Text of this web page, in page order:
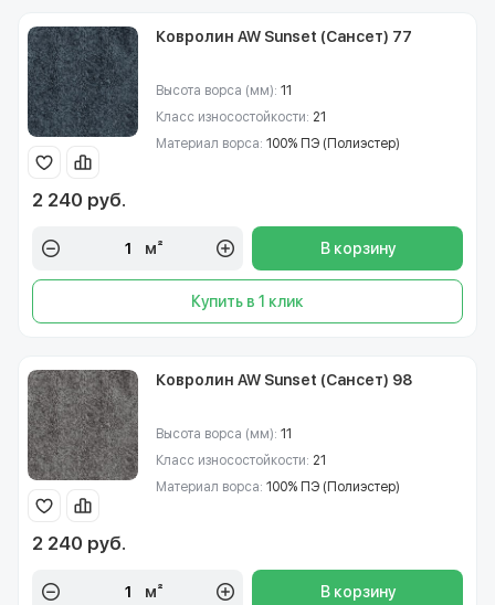
Ковролин AW Sunset (Сансет) 77
Высота ворса (мм): 11
Класс износостойкости: 21
Материал ворса: 100% ПЭ (Полиэстер)
2 240 руб.
м² В корзину
Купить в 1 клик
Ковролин AW Sunset (Сансет) 98
Высота ворса (мм): 11
Класс износостойкости: 21
Материал ворса: 100% ПЭ (Полиэстер)
2 240 руб.
м² В корзину